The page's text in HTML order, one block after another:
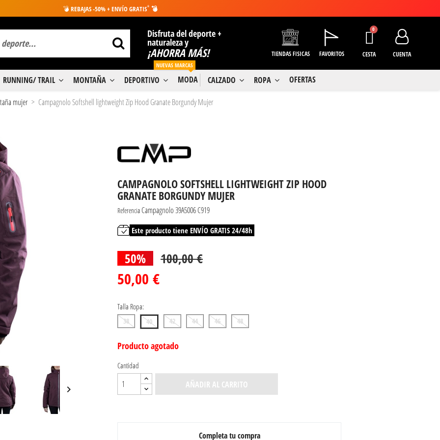
💣 REBAJAS -50% + ENVÍO GRATIS* 💣
Disfruta del deporte +
naturaleza y
¡AHORRA MÁS! TIENDAS FISICAS FAVORITOS CESTA CUENTA
RUNNING/ TRAIL MONTAÑA DEPORTIVO MODA
NUEVAS MARCAS
CALZADO ROPA OFERTAS
mujer Campagnolo Softshell lightweight Zip Hood Granate Borgundy Mujer

CAMPAGNOLO SOFTSHELL LIGHTWEIGHT ZIP HOOD
GRANATE BORGUNDY MUJER
Referencia Campagnolo 39A5006 C919
Este producto tiene ENVÍO GRATIS 24/48h
50% 100,00 €
50,00 €
Talla Ropa:
38 40 42 44 46 48
Producto agotado
Cantidad
AÑADIR AL CARRITO
Completa tu compra